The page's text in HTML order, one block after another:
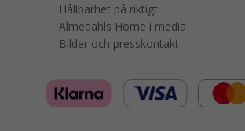
Hållbarhet på riktigt
Almedahls Home i media
Bilder och presskontakt